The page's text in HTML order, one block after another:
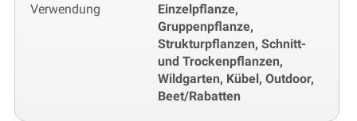
Verwendung
Einzelpflanze,
Gruppenpflanze,
Strukturpflanzen, Schnitt-
und Trockenpflanzen,
Wildgarten, Kübel, Outdoor,
Beet/Rabatten